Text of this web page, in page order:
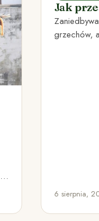
Jak
grzechów,
6 sierpnia,